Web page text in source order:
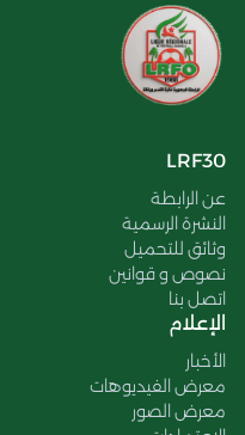
LRF30
عن الرابطة
النشرة الرسمية
وثائق للتحميل
نصوص و قوانين
اتصل بنا
الإعلام
الأخبار
معرض الفيديوهات
معرض الصور